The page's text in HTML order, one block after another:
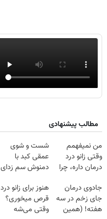
مطالب پیشنهادی
من نمیفهمم
وقتی زانو درد
درمان داره، چرا
تحمل میکنی؟❗
شست و شوی
عمقی کبد با
دمنوش سم زدای
جادوی درمان
جای زخم در سه
هفته! (همین
هنوز برای زانو درد
قرص میخوری؟
وقتی می‌شه